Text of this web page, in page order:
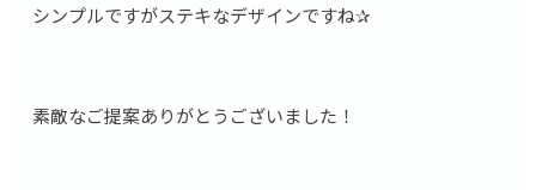
シンプルですがステキなデザインですね✰
素敵なご提案ありがとうございました！